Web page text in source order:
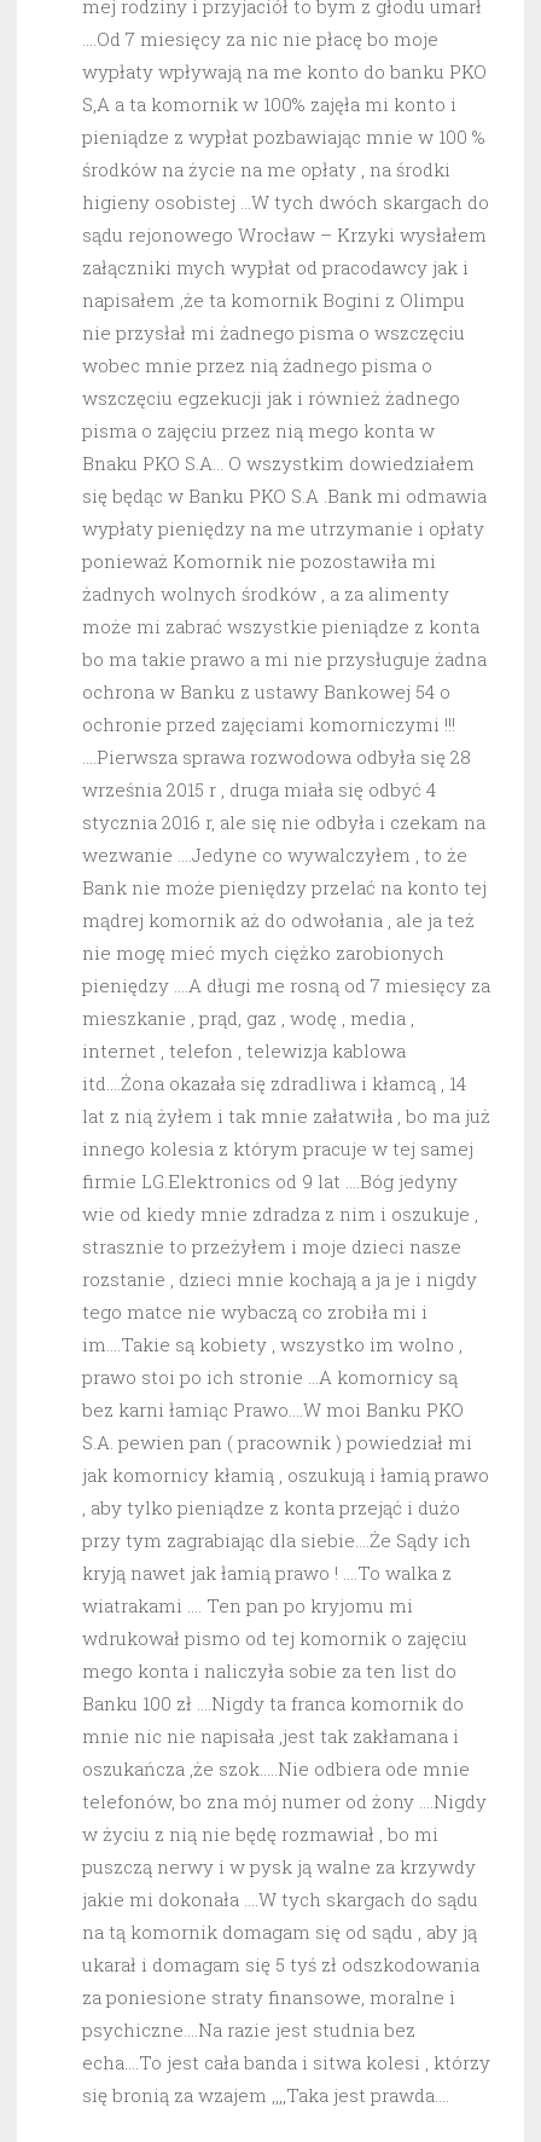
mej rodziny i przyjaciół to bym z głodu umarł
….Od 7 miesięcy za nic nie płacę bo moje
wypłaty wpływają na me konto do banku PKO
S,A a ta komornik w 100% zajęła mi konto i
pieniądze z wypłat pozbawiając mnie w 100 %
środków na życie na me opłaty , na środki
higieny osobistej …W tych dwóch skargach do
sądu rejonowego Wrocław – Krzyki wysłałem
załączniki mych wypłat od pracodawcy jak i
napisałem ,że ta komornik Bogini z Olimpu
nie przysłał mi żadnego pisma o wszczęciu
wobec mnie przez nią żadnego pisma o
wszczęciu egzekucji jak i również żadnego
pisma o zajęciu przez nią mego konta w
Bnaku PKO S.A… O wszystkim dowiedziałem
się będąc w Banku PKO S.A .Bank mi odmawia
wypłaty pieniędzy na me utrzymanie i opłaty
ponieważ Komornik nie pozostawiła mi
żadnych wolnych środków , a za alimenty
może mi zabrać wszystkie pieniądze z konta
bo ma takie prawo a mi nie przysługuje żadna
ochrona w Banku z ustawy Bankowej 54 o
ochronie przed zajęciami komorniczymi !!!
….Pierwsza sprawa rozwodowa odbyła się 28
września 2015 r , druga miała się odbyć 4
stycznia 2016 r, ale się nie odbyła i czekam na
wezwanie ….Jedyne co wywalczyłem , to że
Bank nie może pieniędzy przelać na konto tej
mądrej komornik aż do odwołania , ale ja też
nie mogę mieć mych ciężko zarobionych
pieniędzy ….A długi me rosną od 7 miesięcy za
mieszkanie , prąd, gaz , wodę , media ,
internet , telefon , telewizja kablowa
itd….Żona okazała się zdradliwa i kłamcą , 14
lat z nią żyłem i tak mnie załatwiła , bo ma już
innego kolesia z którym pracuje w tej samej
firmie LG.Elektronics od 9 lat ….Bóg jedyny
wie od kiedy mnie zdradza z nim i oszukuje ,
strasznie to przeżyłem i moje dzieci nasze
rozstanie , dzieci mnie kochają a ja je i nigdy
tego matce nie wybaczą co zrobiła mi i
im….Takie są kobiety , wszystko im wolno ,
prawo stoi po ich stronie …A komornicy są
bez karni łamiąc Prawo….W moi Banku PKO
S.A. pewien pan ( pracownik ) powiedział mi
jak komornicy kłamią , oszukują i łamią prawo
, aby tylko pieniądze z konta przejąć i dużo
przy tym zagrabiając dla siebie….Że Sądy ich
kryją nawet jak łamią prawo ! ….To walka z
wiatrakami …. Ten pan po kryjomu mi
wdrukował pismo od tej komornik o zajęciu
mego konta i naliczyła sobie za ten list do
Banku 100 zł ….Nigdy ta franca komornik do
mnie nic nie napisała ,jest tak zakłamana i
oszukańcza ,że szok…..Nie odbiera ode mnie
telefonów, bo zna mój numer od żony ….Nigdy
w życiu z nią nie będę rozmawiał , bo mi
puszczą nerwy i w pysk ją walne za krzywdy
jakie mi dokonała ….W tych skargach do sądu
na tą komornik domagam się od sądu , aby ją
ukarał i domagam się 5 tyś zł odszkodowania
za poniesione straty finansowe, moralne i
psychiczne….Na razie jest studnia bez
echa….To jest cała banda i sitwa kolesi , którzy
się bronią za wzajem ,,,,Taka jest prawda….